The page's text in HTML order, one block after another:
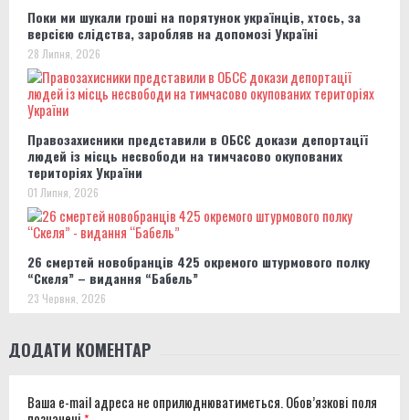
Поки ми шукали гроші на порятунок українців, хтось, за
версією слідства, заробляв на допомозі Україні
28 Липня, 2026
Правозахисники представили в ОБСЄ докази депортації
людей із місць несвободи на тимчасово окупованих
територіях України
01 Липня, 2026
26 смертей новобранців 425 окремого штурмового полку
“Скеля” – видання “Бабель”
23 Червня, 2026
ДОДАТИ КОМЕНТАР
Ваша e-mail адреса не оприлюднюватиметься.Обов’язкові поля